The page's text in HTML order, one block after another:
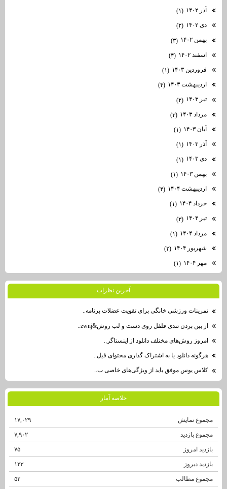
آذر ۱۴۰۲
(۱)
دی ۱۴۰۲
(۲)
بهمن ۱۴۰۲
(۳)
اسفند ۱۴۰۲
(۴)
فروردین ۱۴۰۳
(۱)
اردیبهشت ۱۴۰۳
(۴)
تیر ۱۴۰۳
(۲)
مرداد ۱۴۰۳
(۳)
آبان ۱۴۰۳
(۱)
آذر ۱۴۰۳
(۱)
دی ۱۴۰۳
(۱)
بهمن ۱۴۰۳
(۱)
اردیبهشت ۱۴۰۴
(۴)
خرداد ۱۴۰۴
(۱)
تیر ۱۴۰۴
(۳)
مرداد ۱۴۰۴
(۱)
شهریور ۱۴۰۴
(۲)
مهر ۱۴۰۴
(۱)
آخرين نظرات
تمرینات ورزشی خانگی برای تقویت عضلات برنامه..
از بین بردن تندی فلفل روی دست و لب روش&zwnj..
امروز روش‌های مختلف دانلود از اینستاگر..
هرگونه دانلود یا به اشتراک گذاری محتوای فیل..
کلاس یوس موفق باید از ویژگی‌های خاصی ب..
خلاصه آمار
مجموع نمایش‌ ۱۷,۰۲۹
مجموع بازدید ۷,۹۰۲
بازدید امروز
بازدید دیروز ۱۲۳
مجموع مطالب